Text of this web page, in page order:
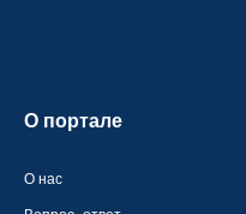
О портале
О нас